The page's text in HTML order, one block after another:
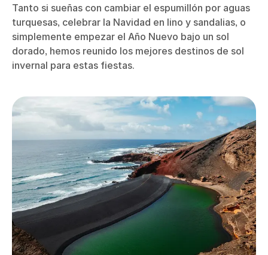
Tanto si sueñas con cambiar el espumillón por aguas
turquesas, celebrar la Navidad en lino y sandalias, o
simplemente empezar el Año Nuevo bajo un sol
dorado, hemos reunido los mejores destinos de sol
invernal para estas fiestas.